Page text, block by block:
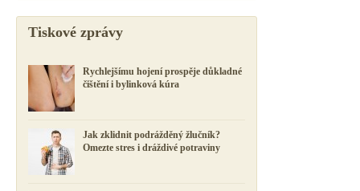
Tiskové zprávy
Rychlejšímu hojení prospěje důkladné
čištění i bylinková kúra
Jak zklidnit podrážděný žlučník?
Omezte stres i dráždivé potraviny